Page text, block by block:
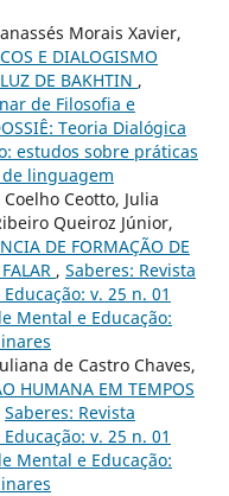
Morais Xavier,
E DIALOGISMO
DE BAKHTIN ,
de Filosofia e
Teoria Dialógica
estudos sobre práticas
linguagem
Ceotto, Julia
Queiroz Júnior,
DE FORMAÇÃO DE
, Saberes: Revista
v. 25 n. 01
Mental e Educação:
de Castro Chaves,
HUMANA EM TEMPOS
Saberes: Revista
v. 25 n. 01
Mental e Educação: